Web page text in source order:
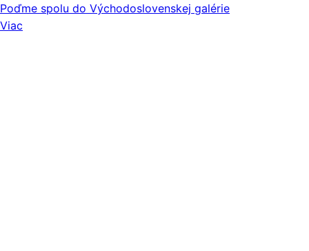
Poďme spolu do Východoslovenskej galérie
Viac